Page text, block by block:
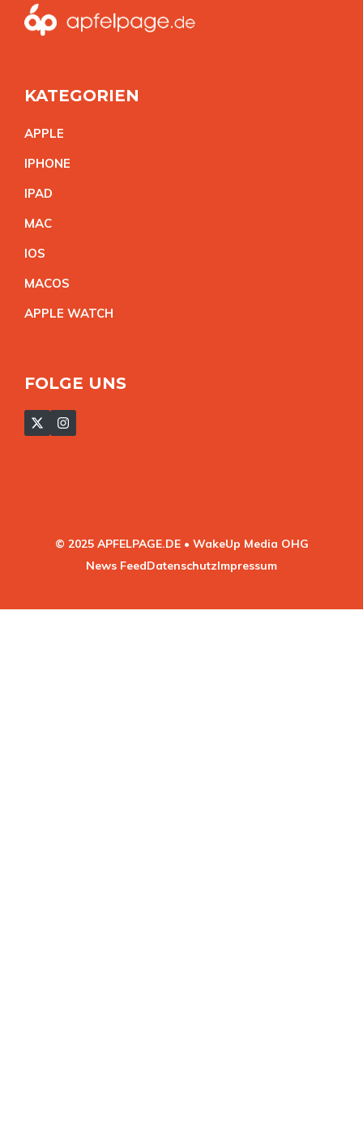
KATEGORIEN
APPLE
IPHONE
IPAD
MAC
IOS
MACOS
APPLE WATCH
FOLGE UNS
© 2025 APFELPAGE.DE • WakeUp Media OHG
News FeedDatenschutzImpressum